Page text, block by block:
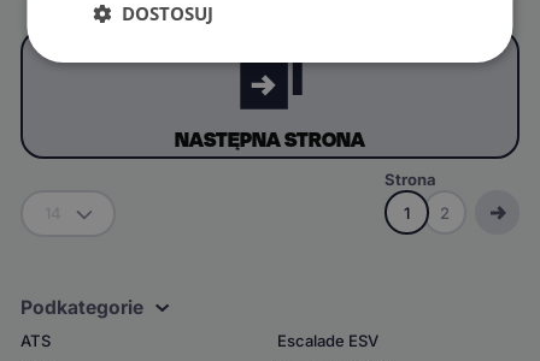
NASTĘPNA STRONA
Strona
1
2
Podkategorie
ATS
Escalade ESV
DOSTOSUJ